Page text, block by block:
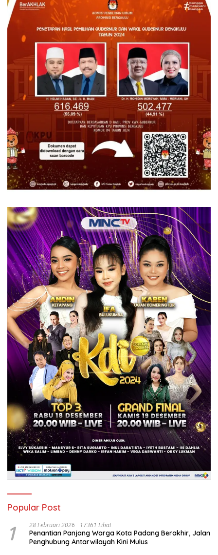
Popular Post
1 28 Februari 2026 17361 Lihat
Penantian Panjang Warga Kota Padang Berakhir, Jalan
Penghubung Antarwilayah Kini Mulus